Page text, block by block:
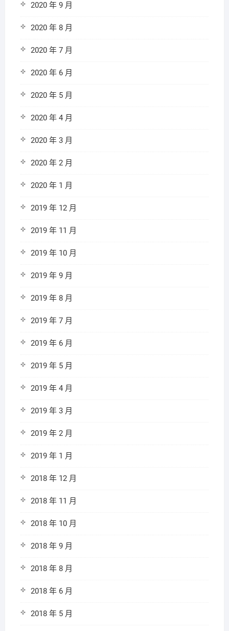
2020 年 9 月
2020 年 8 月
2020 年 7 月
2020 年 6 月
2020 年 5 月
2020 年 4 月
2020 年 3 月
2020 年 2 月
2020 年 1 月
2019 年 12 月
2019 年 11 月
2019 年 10 月
2019 年 9 月
2019 年 8 月
2019 年 7 月
2019 年 6 月
2019 年 5 月
2019 年 4 月
2019 年 3 月
2019 年 2 月
2019 年 1 月
2018 年 12 月
2018 年 11 月
2018 年 10 月
2018 年 9 月
2018 年 8 月
2018 年 6 月
2018 年 5 月